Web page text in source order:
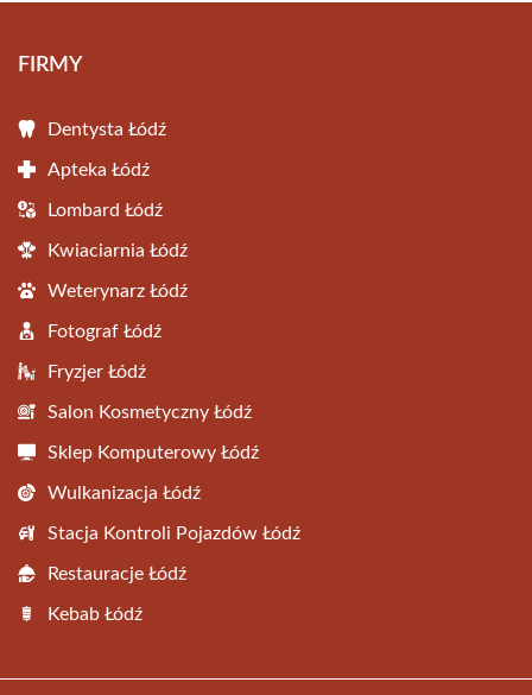
FIRMY
Dentysta Łódź
Apteka Łódź
Lombard Łódź
Kwiaciarnia Łódź
Weterynarz Łódź
Fotograf Łódź
Fryzjer Łódź
Salon Kosmetyczny Łódź
Sklep Komputerowy Łódź
Wulkanizacja Łódź
Stacja Kontroli Pojazdów Łódź
Restauracje Łódź
Kebab Łódź